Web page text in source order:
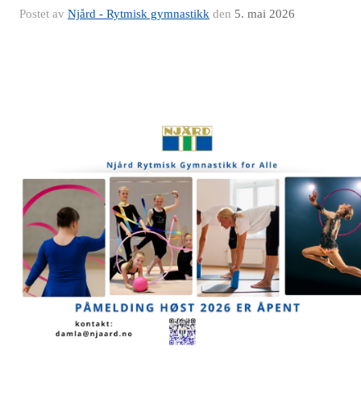
Postet av Njård - Rytmisk gymnastikk den 5. mai 2026